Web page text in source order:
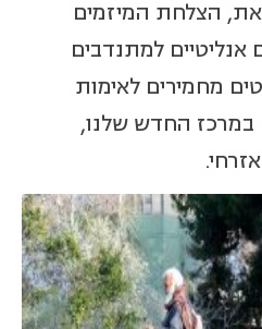
הצלחת המיזמים
למתנדבים
מחמירים לאימות
במרכז החדש שלנו,